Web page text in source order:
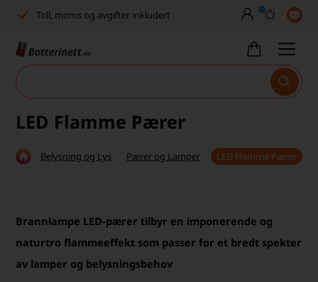
Toll, moms og avgifter inkludert
30 dagers full returrett
Høy kundetilfredshet
Leveringstid 2-5 arbeidsdager
30 dagers full returrett
0
LED Flamme Pærer
Belysning og Lys Pærer og Lamper LED Flamme Pærer
Brannlampe LED-pærer tilbyr en imponerende og
naturtro flammeeffekt som passer for et bredt spekter
av lamper og belysningsbehov